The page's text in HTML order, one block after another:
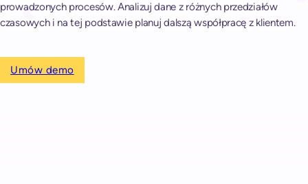
prowadzonych procesów. Analizuj dane z różnych przedziałów
czasowych i na tej podstawie planuj dalszą współpracę z klientem.
Umów demo